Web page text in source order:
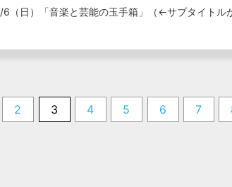
6（日）「音楽と芸能の玉手箱」（←サブタイト
2 3 4 5 6 7